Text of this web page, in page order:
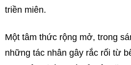
triền miên.
Một tâm thức rộng mở, trong
những tác nhân gây rắc rối từ